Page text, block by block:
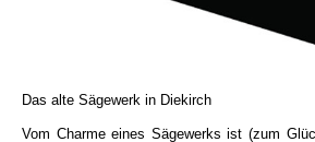
Das alte Sägewerk in Diekirch
Vom Charme eines Sägewerks ist (zum